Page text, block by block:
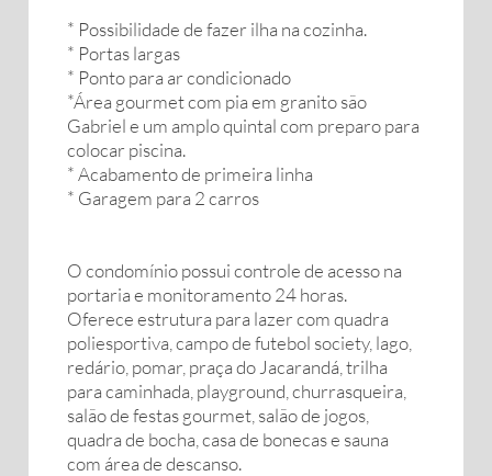
* Possibilidade de fazer ilha na cozinha.
* Portas largas
* Ponto para ar condicionado
*Área gourmet com pia em granito são
Gabriel e um amplo quintal com preparo para
colocar piscina.
* Acabamento de primeira linha
* Garagem para 2 carros
O condomínio possui controle de acesso na
portaria e monitoramento 24 horas.
Oferece estrutura para lazer com quadra
poliesportiva, campo de futebol society, lago,
redário, pomar, praça do Jacarandá, trilha
para caminhada, playground, churrasqueira,
salão de festas gourmet, salão de jogos,
quadra de bocha, casa de bonecas e sauna
com área de descanso.